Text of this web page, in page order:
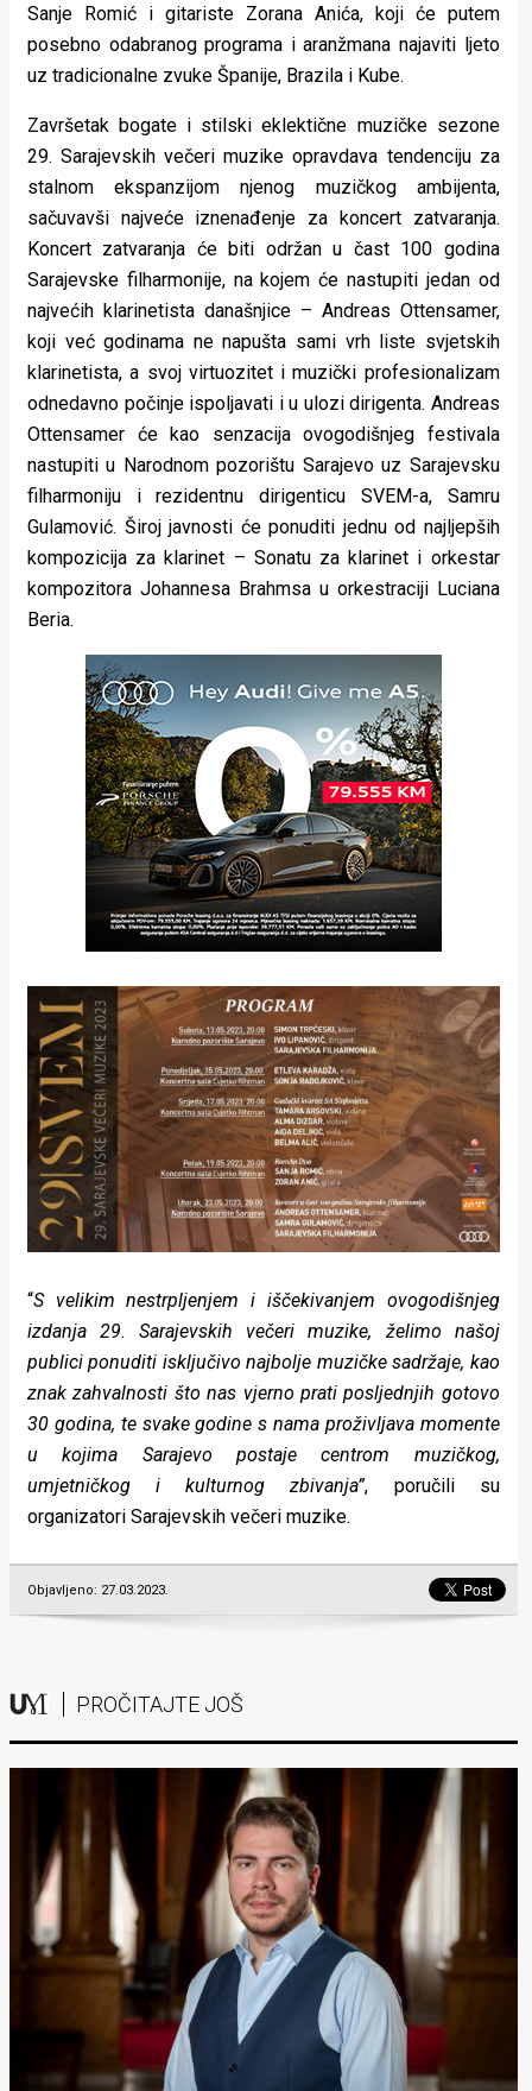
Sanje Romić i gitariste Zorana Anića, koji će putem
posebno odabranog programa i aranžmana najaviti ljeto
uz tradicionalne zvuke Španije, Brazila i Kube.
Završetak bogate i stilski eklektične muzičke sezone
29. Sarajevskih večeri muzike opravdava tendenciju za
stalnom ekspanzijom njenog muzičkog ambijenta,
sačuvavši najveće iznenađenje za koncert zatvaranja.
Koncert zatvaranja će biti održan u čast 100 godina
Sarajevske filharmonije, na kojem će nastupiti jedan od
najvećih klarinetista današnjice – Andreas Ottensamer,
koji već godinama ne napušta sami vrh liste svjetskih
klarinetista, a svoj virtuozitet i muzički profesionalizam
odnedavno počinje ispoljavati i u ulozi dirigenta. Andreas
Ottensamer će kao senzacija ovogodišnjeg festivala
nastupiti u Narodnom pozorištu Sarajevo uz Sarajevsku
filharmoniju i rezidentnu dirigenticu SVEM-a, Samru
Gulamović. Široj javnosti će ponuditi jednu od najljepših
kompozicija za klarinet – Sonatu za klarinet i orkestar
kompozitora Johannesa Brahmsa u orkestraciji Luciana
Beria.
“S velikim nestrpljenjem i iščekivanjem ovogodišnjeg
izdanja 29. Sarajevskih večeri muzike, želimo našoj
publici ponuditi isključivo najbolje muzičke sadržaje, kao
znak zahvalnosti što nas vjerno prati posljednjih gotovo
30 godina, te svake godine s nama proživljava momente
u kojima Sarajevo postaje centrom muzičkog,
umjetničkog i kulturnog zbivanja”, poručili su
organizatori Sarajevskih večeri muzike.
Objavljeno: 27.03.2023.
PROČITAJTE JOŠ